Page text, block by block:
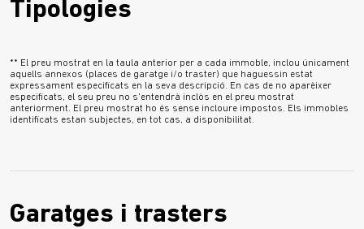
Tipologies
** El preu mostrat en la taula anterior per a cada immoble, inclou únicament
aquells annexos (places de garatge i/o traster) que haguessin estat
expressament especificats en la seva descripció. En cas de no aparèixer
especificats, el seu preu no s'entendrà inclòs en el preu mostrat
anteriorment. El preu mostrat ho és sense incloure impostos. Els immobles
identificats estan subjectes, en tot cas, a disponibilitat.
Garatges i trasters